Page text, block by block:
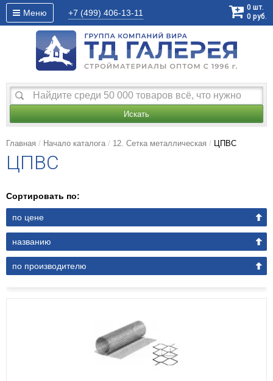
Меню +7 (499) 406-13-11
0 шт.
0 руб.
Искать
Главная Начало каталога 12. Сетка металлическая ЦПВС
ЦПВС
Сортировать по:
по цене
названию
по производителю